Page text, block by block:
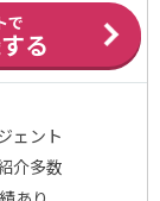
で
る
ェント
介多数